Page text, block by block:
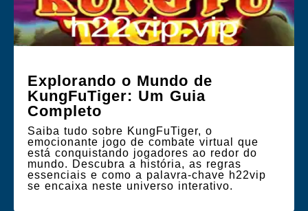
Explorando o Mundo de
KungFuTiger: Um Guia
Completo
Saiba tudo sobre KungFuTiger, o
emocionante jogo de combate virtual que
está conquistando jogadores ao redor do
mundo. Descubra a história, as regras
essenciais e como a palavra-chave h22vip
se encaixa neste universo interativo.